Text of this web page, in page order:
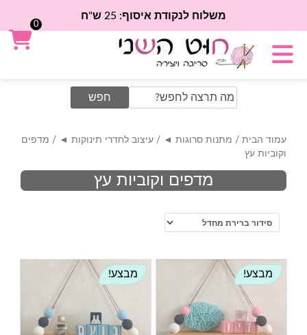
משלוח לנקודת איסוף: 25 ש"ח
Search
for:
עמוד הבית / מתנות סרוגות ◄ / עיצוב לחדרי תינוקות ◄ / מדפים
וקוביות עץ
מדפים וקוביות עץ
מבצע! מבצע!
0